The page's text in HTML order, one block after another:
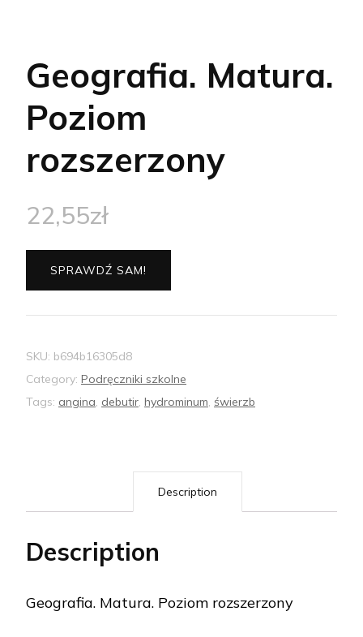
Geografia. Matura.
Poziom
rozszerzony
22,55zł
SPRAWDŹ SAM!
SKU: b694b16305d8
Category: Podręczniki szkolne
Tags: angina, debutir, hydrominum, świerzb
Description
Description
Geografia. Matura. Poziom rozszerzony